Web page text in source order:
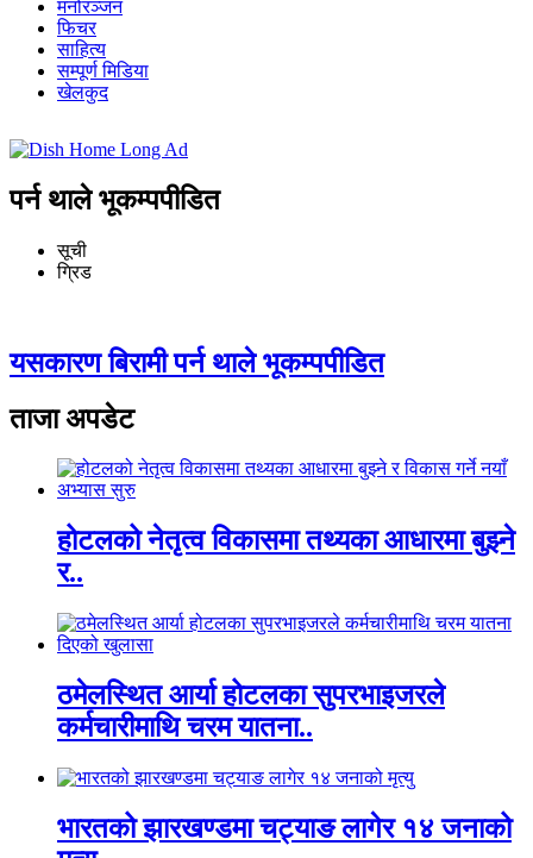
मनोरञ्जन
फिचर
साहित्य
सम्पूर्ण मिडिया
खेलकुद
पर्न थाले भूकम्पपीडित
सूची
ग्रिड
यसकारण बिरामी पर्न थाले भूकम्पपीडित
ताजा अपडेट
होटलको नेतृत्व विकासमा तथ्यका आधारमा बुझ्ने
र..
ठमेलस्थित आर्या होटलका सुपरभाइजरले
कर्मचारीमाथि चरम यातना..
भारतको झारखण्डमा चट्याङ लागेर १४ जनाको